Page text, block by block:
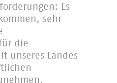
Es
sehr
die
unseres Landes